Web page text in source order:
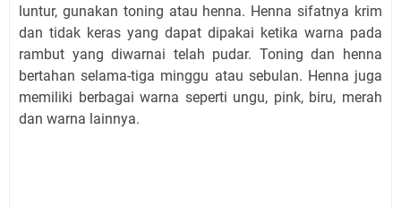
luntur, gunakan toning atau henna. Henna sifatnya krim
dan tidak keras yang dapat dipakai ketika warna pada
rambut yang diwarnai telah pudar. Toning dan henna
bertahan selama-tiga minggu atau sebulan. Henna juga
memiliki berbagai warna seperti ungu, pink, biru, merah
dan warna lainnya.